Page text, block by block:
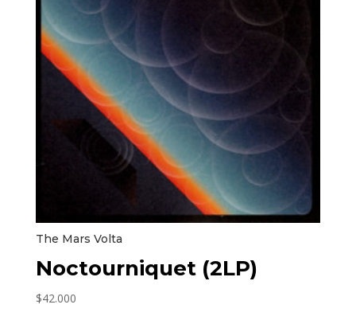
The Mars Volta
Noctourniquet (2LP)
$42.000